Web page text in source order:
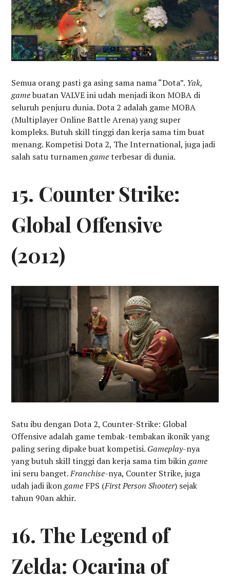
Semua orang pasti ga asing sama nama “Dota”. Yak,
gamebuatan VALVE ini udah menjadi ikon MOBA di
seluruh penjuru dunia. Dota 2 adalah game MOBA
(Multiplayer Online Battle Arena) yang super
kompleks. Butuh skill tinggi dan kerja sama tim buat
menang. Kompetisi Dota 2, The International, juga jadi
salah satu turnamengameterbesar di dunia.
15. Counter Strike:
Global Offensive
(2012)
Satu ibu dengan Dota 2, Counter-Strike: Global
Offensive adalah game tembak-tembakan ikonik yang
paling sering dipake buat kompetisi. Gameplay-nya
yang butuh skill tinggi dan kerja sama tim bikingame
ini seru banget.Franchise-nya, Counter Strike, juga
udah jadi ikongame FPS (First Person Shooter) sejak
tahun 90an akhir.
16. The Legend of
Zelda: Ocarina of